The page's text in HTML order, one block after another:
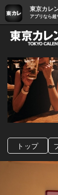
東京カレ
アプリなら超
トップ